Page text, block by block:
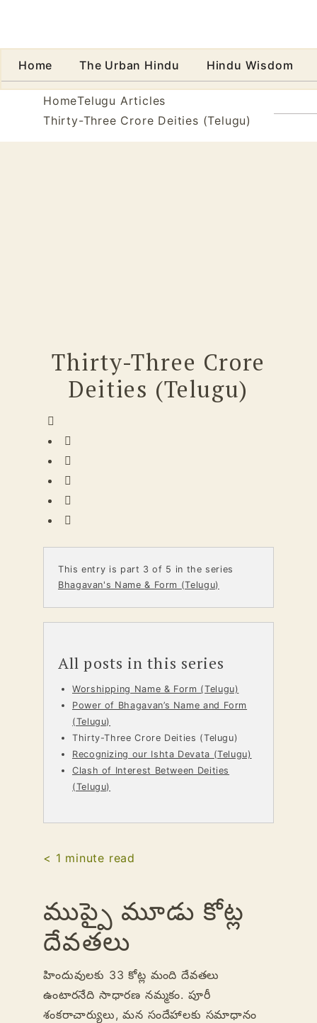
Home The Urban Hindu Hindu Wisdom
HomeTelugu Articles
Thirty-Three Crore Deities (Telugu)
Thirty-Three Crore
Deities (Telugu)
This entry is part 3 of 5 in the series
Bhagavan's Name & Form (Telugu)
All posts in this series
Worshipping Name & Form (Telugu)
Power of Bhagavan’s Name and Form
(Telugu)
Thirty-Three Crore Deities (Telugu)
Recognizing our Ishta Devata (Telugu)
Clash of Interest Between Deities
(Telugu)
< 1 minute read
ముప్పై మూడు కోట్ల
దేవతలు
హిందువులకు 33 కోట్ల మంది దేవతలు
ఉంటారనేది సాధారణ నమ్మకం. పూరీ
శంకరాచార్యులు, మన సందేహాలకు సమాధానం